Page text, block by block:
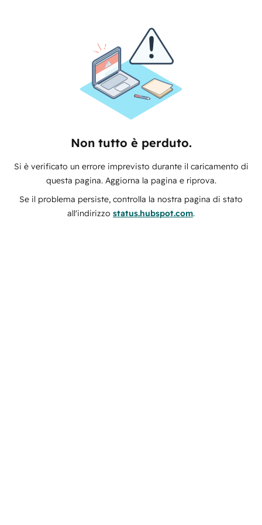
Non tutto è perduto.
Si è verificato un errore imprevisto durante il caricamento di
questa pagina. Aggiorna la pagina e riprova.
Se il problema persiste, controlla la nostra pagina di stato
all'indirizzo status.hubspot.com.